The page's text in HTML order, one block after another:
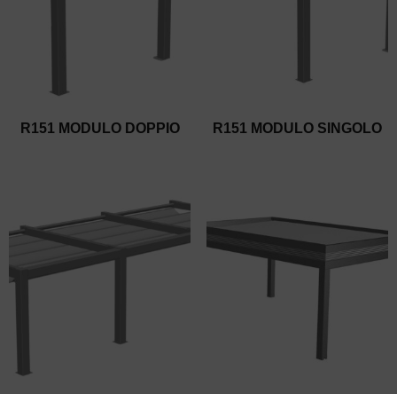
R151 MODULO DOPPIO R151 MODULO SINGOLO